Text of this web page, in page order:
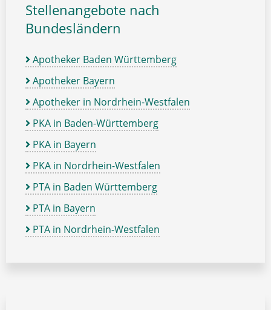
Stellenangebote nach
Bundesländern
Apotheker Baden Württemberg
Apotheker Bayern
Apotheker in Nordrhein-Westfalen
PKA in Baden-Württemberg
PKA in Bayern
PKA in Nordrhein-Westfalen
PTA in Baden Württemberg
PTA in Bayern
PTA in Nordrhein-Westfalen